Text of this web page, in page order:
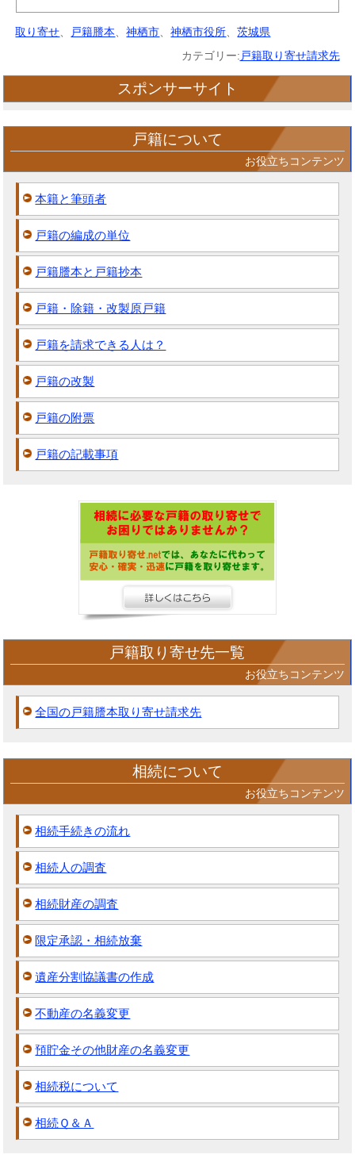
取り寄せ 戸籍謄本 、神栖市 、神栖市役所 、茨城県
カテゴリー: 戸籍取り寄せ請求先
スポンサーサイト
戸籍について
お役立ちコンテンツ
本籍と筆頭者
戸籍の編成の単位
戸籍謄本と戸籍抄本
戸籍・除籍・改製原戸籍
戸籍を請求できる人は？
戸籍の改製
戸籍の附票
戸籍の記載事項
戸籍取り寄せ先一覧
お役立ちコンテンツ
全国の戸籍謄本取り寄せ請求先
相続について
お役立ちコンテンツ
相続手続きの流れ
相続人の調査
相続財産の調査
限定承認・相続放棄
遺産分割協議書の作成
不動産の名義変更
預貯金その他財産の名義変更
相続税について
相続Ｑ＆Ａ